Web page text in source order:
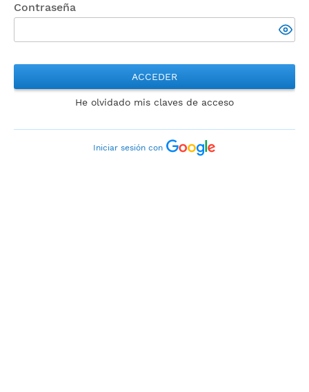
Contraseña
ACCEDER
He olvidado mis claves de acceso
Iniciar sesión con